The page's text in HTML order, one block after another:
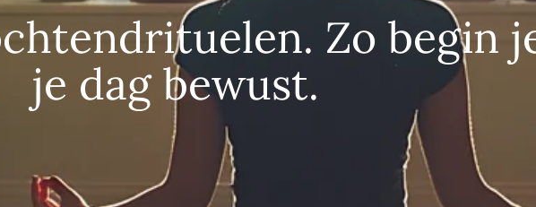
Zo begin
je dag bewust.